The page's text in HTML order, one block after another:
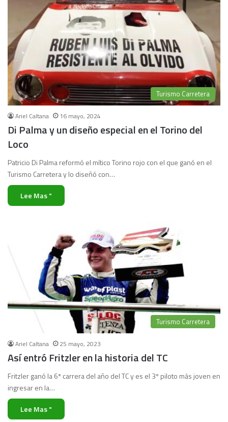
Turismo Carretera
Ariel Caltana 16 mayo, 2024
Di Palma y un diseño especial en el Torino del
Loco
Patricio Di Palma reformó el mítico Torino rojo con el que ganó en el
Turismo Carretera y lo diseñó con…
Lee Mas "
Turismo Carretera
Ariel Caltana 25 mayo, 2023
Así entró Fritzler en la historia del TC
Fritzler ganó la 6ª carrera del año del TC y es el 3º piloto más joven en
ingresar en la…
Lee Mas "